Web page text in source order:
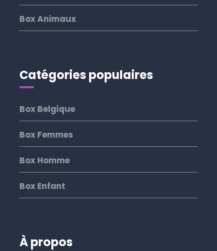
Box Animaux
Catégories populaires
Box Belgique
Box Femmes
Box Homme
Box Enfant
À propos